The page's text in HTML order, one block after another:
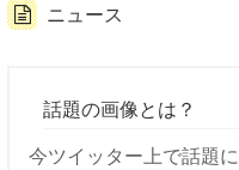
ニュース
話題の画像とは？
今ツイッター上で話題